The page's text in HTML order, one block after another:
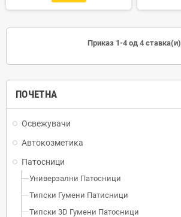
ПОЧЕТНА
Освежувачи
Автокозметика
Патосници
Универзални Патосници
Типски Гумени Патисници
Типски 3D Гумени Патосници
Приказ 1-4 од 4 ставка(и)